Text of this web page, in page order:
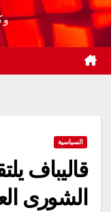
السياسية
قاليباف
الشورى